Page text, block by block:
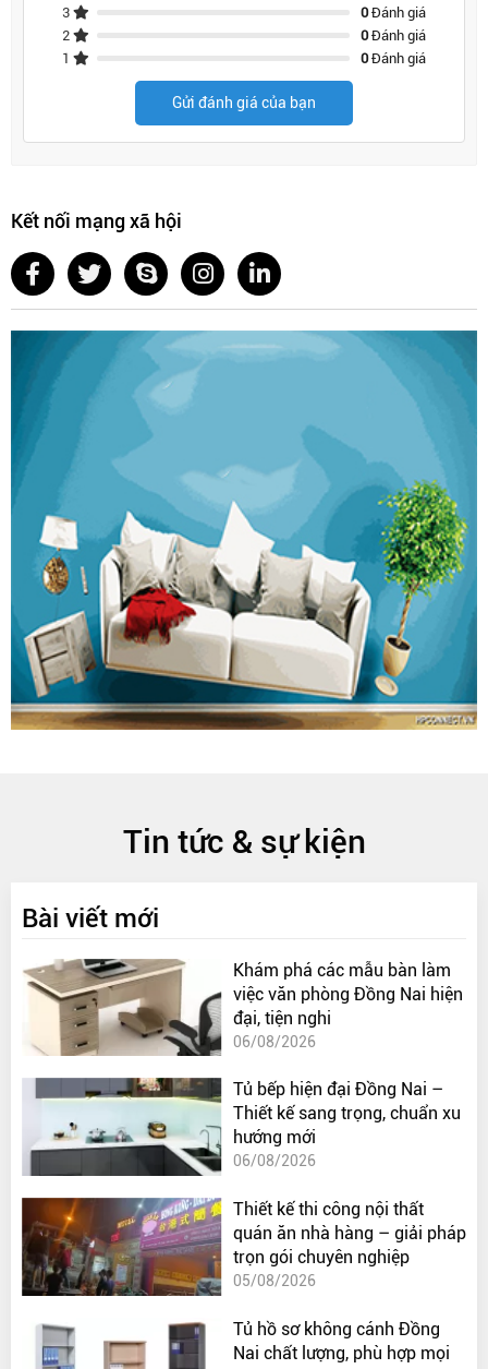
3
0Đánh giá
2
0Đánh giá
1
0Đánh giá
Gửi đánh giá của bạn
Kết nối mạng xã hội
Tin tức & sự kiện
Bài viết mới
Khám phá các mẫu bàn làm
việc văn phòng Đồng Nai hiện
đại, tiện nghi
06/08/2026
Tủ bếp hiện đại Đồng Nai –
Thiết kế sang trọng, chuẩn xu
hướng mới
06/08/2026
Thiết kế thi công nội thất
quán ăn nhà hàng – giải pháp
trọn gói chuyên nghiệp
05/08/2026
Tủ hồ sơ không cánh Đồng
Nai chất lượng, phù hợp mọi